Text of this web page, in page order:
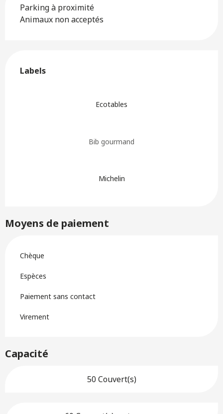
Parking à proximité
Animaux non acceptés
Labels
Labels
Ecotables
Bib gourmand
Michelin
Moyens de paiement
Chèque
Espèces
Paiement sans contact
Virement
Capacité
50 Couvert(s)